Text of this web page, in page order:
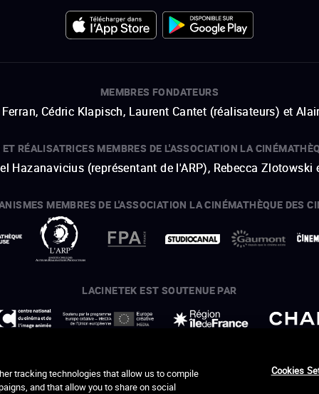
MEMBRES FONDATEURS
Cédric Klapisch, Laurent Cantet (réalisateurs) et
RÉALISATRICES MEMBRES DE L'ASSOCIATION LA
Hazanavicius (représentant de l'ARP), Rebecca
MEMBRES DE L'ASSOCIATION LA CINÉMATHÈQUE DES
LACINETEK EST SOUTENUE PAR
Cécile Dubost, Léo Caresio, Pierre Laporte
tracking technologies that allow us to compile
and that allow you to share on social
Cookies